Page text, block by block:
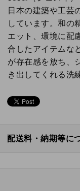
日本の建築や工芸
しています。和の
エット、環境に配
合したアイテムな
が存在感を放ち、
き出してくれる洗
配送料・納期等に